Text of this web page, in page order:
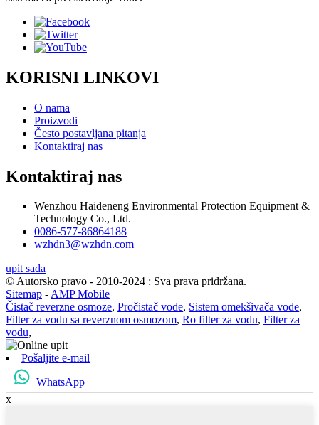
KORISNI LINKOVI
O nama
Proizvodi
Često postavljana pitanja
Kontaktiraj nas
Kontaktiraj nas
Wenzhou Haideneng Environmental Protection Equipment &
Technology Co., Ltd.
0086-577-86864188
wzhdn3@wzhdn.com
upit sada
© Autorsko pravo - 2010-2024 : Sva prava pridržana.
Sitemap -AMP Mobile
Čistač reverzne osmoze, Pročistač vode, Sistem omekšivača vode,
Filter za vodu sa reverznom osmozom, Ro filter za vodu, Filter za
vodu,
Pošaljite e-mail
WhatsApp
x